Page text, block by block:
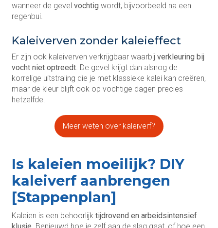
wanneer de gevel vochtig wordt, bijvoorbeeld na een
regenbui.
Kaleiverven zonder kaleieffect
Er zijn ook kaleiverven verkrijgbaar waarbij verkleuring bij
vocht niet optreedt . De gevel krijgt dan alsnog de
korrelige uitstraling die je met klassieke kalei kan creëren,
maar de kleur blijft ook op vochtige dagen precies
hetzelfde.
Meer weten over kaleiverf?
Is kaleien moeilijk? DIY
kaleiverf aanbrengen
[Stappenplan]
Kaleien is een behoorlijk tijdrovend en arbeidsintensief
klusje . Benieuwd hoe je zelf aan de slag gaat, of hoe een